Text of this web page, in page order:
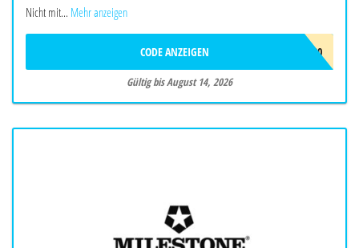
Nicht mit... Mehr anzeigen
EXTRA20
CODE ANZEIGEN
Gültig bis August 14, 2026